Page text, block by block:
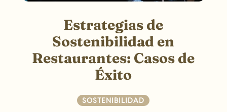
Estrategias de
Sostenibilidad en
Restaurantes: Casos de
Éxito
SOSTENIBILIDAD